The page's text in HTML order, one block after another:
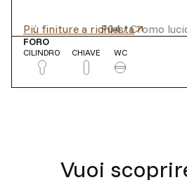
F04/Cromo
Più finiture a richiesta
FORO
CILINDRO CHIAVE WC
Vuoi